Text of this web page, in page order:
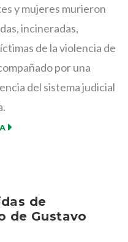
y mujeres murieron
incineradas,
de la violencia de
por una
del sistema judicial
de
de Gustavo